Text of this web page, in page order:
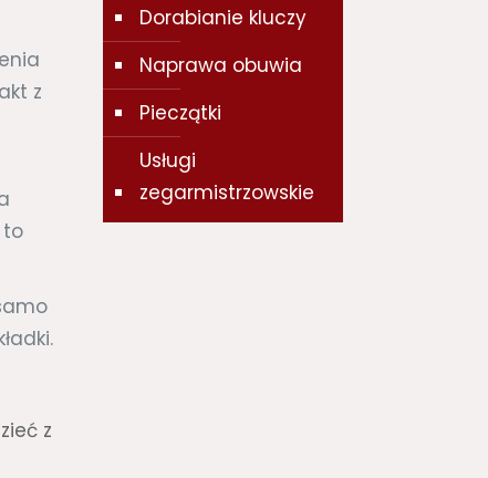
z
to
z
Dorabianie kluczy
Naprawa obuwia
Pieczątki
Usługi
zegarmistrzowskie